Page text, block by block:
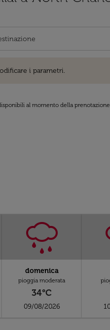
i parametri.
al momento della
domenica
pioggia moderata
34°C
09/08/2026